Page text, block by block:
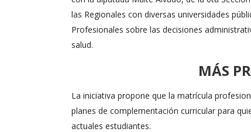
las Regionales con diversas universidades
Profesionales sobre las decisiones
salud.
MÁS
La iniciativa propone que la matrícula
planes de complementación curricular para
actuales estudiantes.